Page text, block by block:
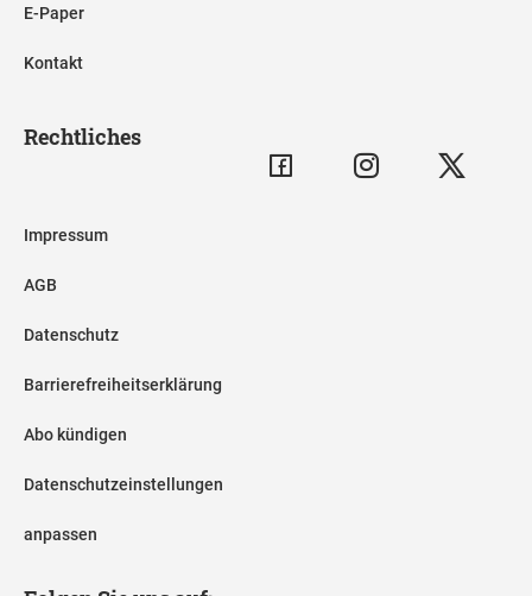
E-Paper
Kontakt
Rechtliches
Impressum
AGB
Datenschutz
Barrierefreiheitserklärung
Abo kündigen
Datenschutzeinstellungen
anpassen